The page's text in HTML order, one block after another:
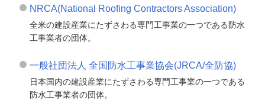
NRCA(National Roofing Contractors Association)
全米の建設産業にたずさわる専門工事業の一つである防水
工事業者の団体。
一般社団法人 全国防水工事業協会(JRCA/全防協)
日本国内の建設産業にたずさわる専門工事業の一つである
防水工事業者の団体。